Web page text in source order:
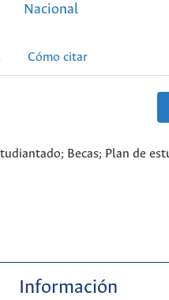
Nacional
Cómo citar
Becas; Plan de
Información